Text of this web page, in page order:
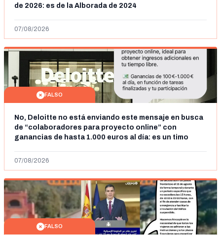
de 2026: es de la Alborada de 2024
07/08/2026
FALSO
No, Deloitte no está enviando este mensaje en busca
de “colaboradores para proyecto online” con
ganancias de hasta 1.000 euros al día: es un timo
07/08/2026
FALSO